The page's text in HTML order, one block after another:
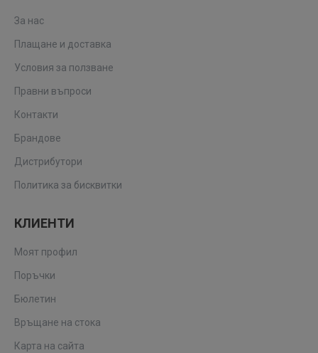
За нас
Плащане и доставка
Условия за ползване
Правни въпроси
Контакти
Брандове
Дистрибутори
Политика за бисквитки
КЛИЕНТИ
Моят профил
Поръчки
Бюлетин
Връщане на стока
Карта на сайта